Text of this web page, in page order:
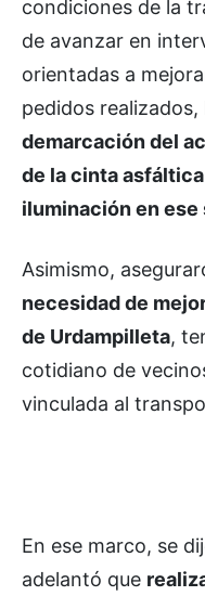
condiciones de la
de avanzar en
orientadas a
pedidos realizados,
demarcación del
de la cinta
iluminación en ese
Asimismo,
necesidad de
de Urdampilleta,
cotidiano de
vinculada al
En ese marco, se
adelantó que